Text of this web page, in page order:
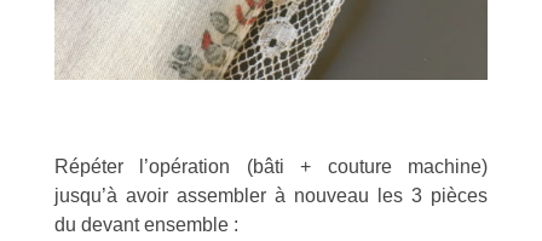
Répéter l’opération (bâti + couture machine)
jusqu’à avoir assembler à nouveau les 3 pièces
du devant ensemble :